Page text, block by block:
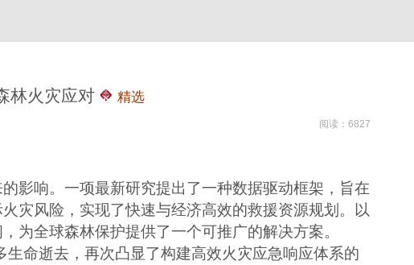
林火灾应对
精选
阅读：6827
影响。一项最新研究提出了一种数据驱动框架，旨在
灾风险，实现了快速与经济高效的救援资源规划。以
为全球森林保护提供了一个可推广的解决方案。
命逝去，再次凸显了构建高效火灾应急响应体系的